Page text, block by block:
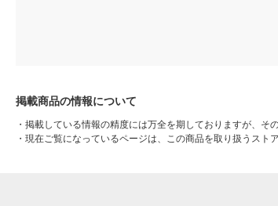
掲載商品の情報について
・ 掲載している情報の精度には万全を期しておりますが、そ
・ 現在ご覧になっているページは、この商品を取り扱うスト